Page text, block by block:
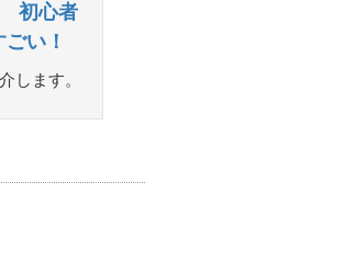
初心者
い！
します。